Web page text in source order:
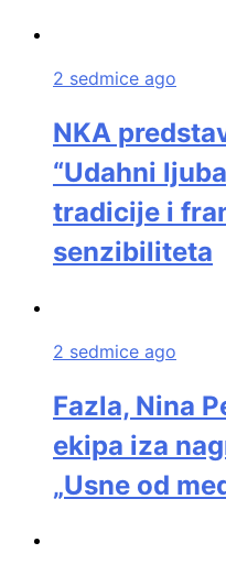
2 sedmice ago
NKA
“Udahni
tradicije i
senzibiliteta
2 sedmice ago
Fazla, Nina
ekipa iza
„Usne od